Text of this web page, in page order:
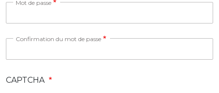
Mot de passe
Confirmation du mot de passe
CAPTCHA